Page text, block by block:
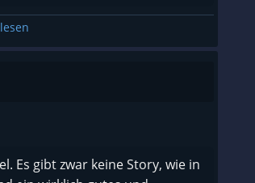
Es gibt zwar keine Story, wie in